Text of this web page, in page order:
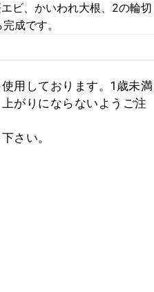
ビ、かいわれ大根、2の輪切
成です。
用しております。1歳未満
がりにならないようご注
さい。